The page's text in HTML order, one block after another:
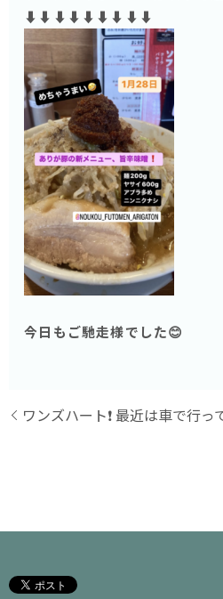
⬇️⬇️⬇️⬇️⬇️⬇️⬇️⬇️⬇️
今日もご馳走様でした😊
ワンズハート❗️ 最近は車で行っ